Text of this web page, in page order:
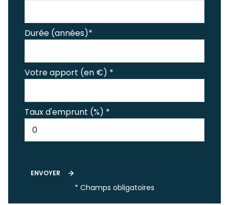
Durée (années)*
Votre apport (en €) *
Taux d'emprunt (%) *
ENVOYER
* Champs obligatoires